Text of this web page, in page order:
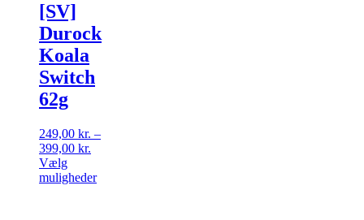
[SV]
Durock
Koala
Switch
62g
249,00 kr. –
399,00 kr.
til
Vælg
mulighederDette